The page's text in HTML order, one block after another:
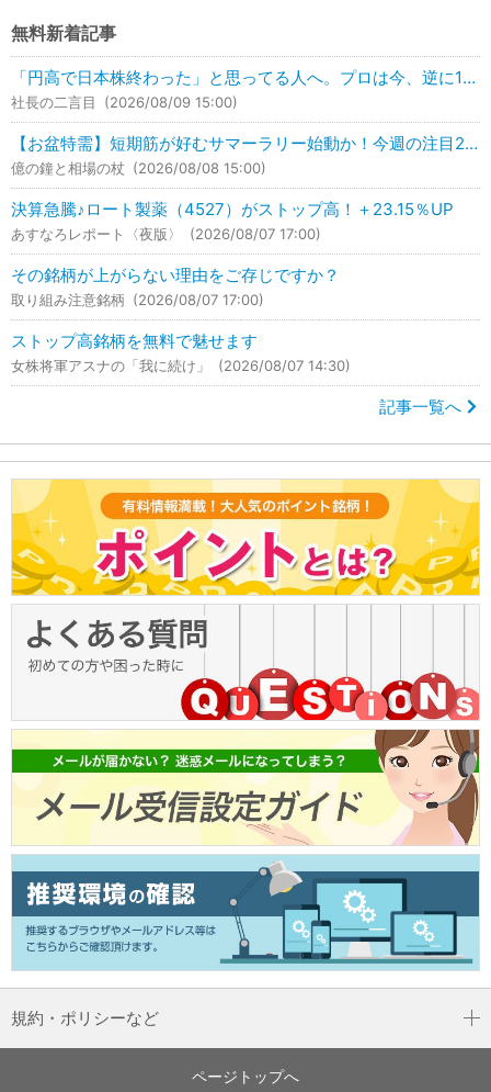
無料新着記事
「円高で日本株終わった」と思ってる人へ。プロは今、逆に1兆円買っています。
社長の二言目 (2026/08/09 15:00)
【お盆特需】短期筋が好むサマーラリー始動か！今週の注目2銘柄はこれ！
億の鐘と相場の杖 (2026/08/08 15:00)
決算急騰♪ロート製薬（4527）がストップ高！＋23.15％UP
あすなろレポート〈夜版〉 (2026/08/07 17:00)
その銘柄が上がらない理由をご存じですか？
取り組み注意銘柄 (2026/08/07 17:00)
ストップ高銘柄を無料で魅せます
女株将軍アスナの「我に続け」 (2026/08/07 14:30)
記事一覧へ
規約・ポリシーなど
ページトップへ